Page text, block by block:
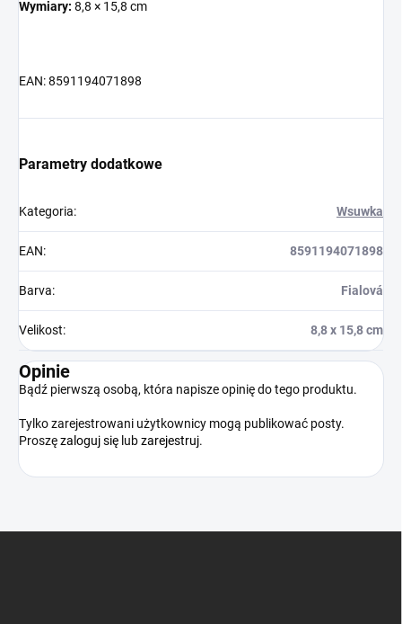
Wymiary: 8,8 × 15,8 cm
EAN: 8591194071898
Parametry dodatkowe
Kategoria: Wsuwka
EAN: 8591194071898
Barva: Fialová
Velikost: 8,8 x 15,8 cm
Opinie
Bądź pierwszą osobą, która napisze opinię do tego produktu.
Tylko zarejestrowani użytkownicy mogą publikować posty.
Proszęzaloguj się lubzarejestruj.